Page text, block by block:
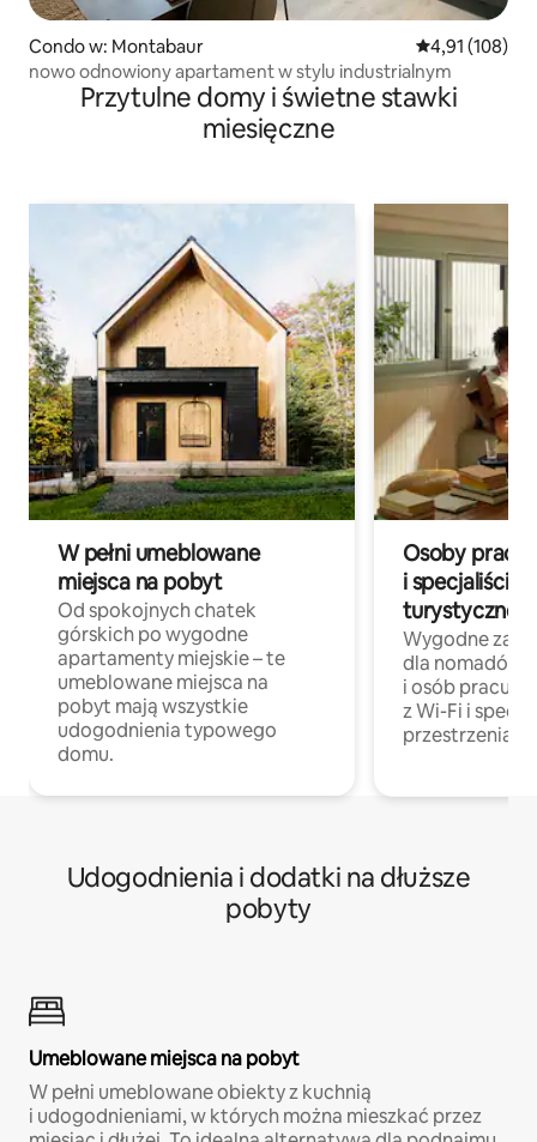
Condo w: Montabaur Średnia
4,91 (108)
nowo odnowiony apartament w stylu industrialnym
Przytulne domy i świetne stawki
miesięczne
W pełni umeblowane
miejsca na pobyt
Od spokojnych chatek
górskich po wygodne
apartamenty miejskie – te
umeblowane miejsca na
pobyt mają wszystkie
udogodnienia typowego
domu.
Osoby
i specjaliści z
turystycznej
Wygodne
dla nomadów
i osób
z Wi-Fi i
przestrzenią
Udogodnienia i dodatki na dłuższe
pobyty
Umeblowane miejsca na pobyt
W pełni umeblowane obiekty z kuchnią
i udogodnieniami, w których można mieszkać przez